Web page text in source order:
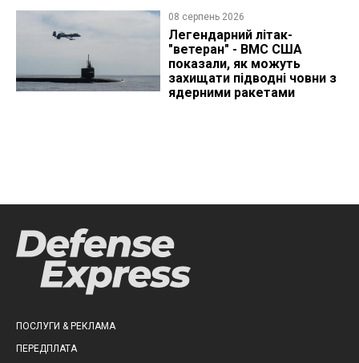
08 серпень 2026
Легендарний літак-
"ветеран" - ВМС США
показали, як можуть
захищати підводні човни з
ядерними ракетами
ПОСЛУГИ & РЕКЛАМА
ПЕРЕДПЛАТА